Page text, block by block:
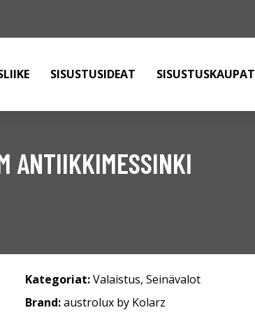
SISUSTUSIDEAT SISUSTUSKAUPAT
ANTIIKKIMESSINKI
Kategoriat:Valaistus, Seinävalot
Brand:austrolux by Kolarz